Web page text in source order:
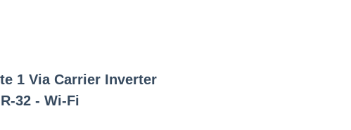
1 Via Carrier Inverter
32 - Wi-Fi